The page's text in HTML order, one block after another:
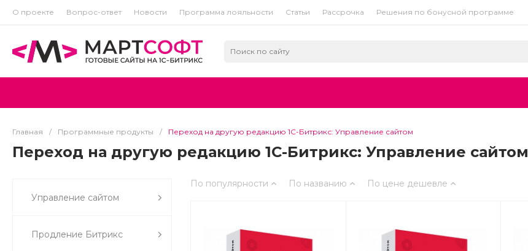
О проекте Вопрос-ответ Новости Программа лояльности Статьи Рассрочка Решения по бонусной программе
Главная / Программные продукты / Переход на другую редакцию 1С-Битрикс: Управление сайтом
Переход на другую редакцию 1С-Битрикс: Управление сайтом
Управление сайтом
Продление Битрикс
По популярности По названию По цене дешевле